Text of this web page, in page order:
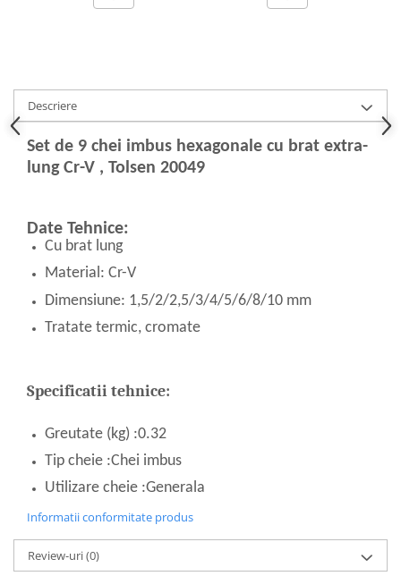
Hote cupolare
Hote decorative
Hote incorporabile
Hote insula
Masini de Spalat Rufe & Uscatoare
Accesorii masini de spalat &
uscatoare
Masini automate de spalat rufe
Masini de spalat rufe cu uscator
Masini de spalat vase
Masini de spalat vase
independente
Motoburghiu/Foreza pamant
Pachete Incorporabile
Pirostrii & Arzatoare
Plasa umbrire
Descriere
Set de 9 chei imbus hexagonale cu brat extra-
lung Cr-V , Tolsen 20049
Date Tehnice:
Cu brat lung
Material: Cr-V
Dimensiune: 1,5/2/2,5/3/4/5/6/8/10 mm
Tratate termic, cromate
Specificatii tehnice:
Greutate (kg) :0.32
Tip cheie :Chei imbus
Utilizare cheie :Generala
Informatii conformitate produs
Review-uri(0)